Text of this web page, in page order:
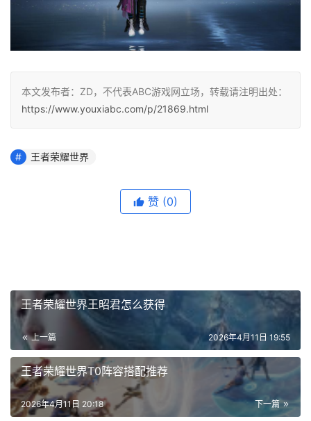
本文发布者：ZD，不代表ABC游戏网立场，转载请注明出处：
https://www.youxiabc.com/p/21869.html
王者荣耀世界
赞 (0)
王者荣耀世界王昭君怎么获得
上一篇 2026年4月11日 19:55
王者荣耀世界T0阵容搭配推荐
下一篇
2026年4月11日 20:18